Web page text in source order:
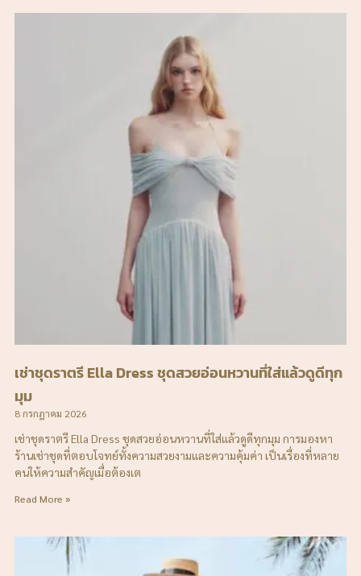
เช่าชุดราตรี Ella Dress ชุดสวยอ่อนหวานที่ใส่แล้วดูดีทุก
มุม
8 กรกฎาคม 2026
เช่าชุดราตรี Ella Dress ชุดสวยอ่อนหวานที่ใส่แล้วดูดีทุกมุม การมองหา
ร้านเช่าชุดที่ตอบโจทย์ทั้งความสวยงามและความคุ้มค่า เป็นเรื่องที่หลาย
คนให้ความสำคัญเมื่อต้องเต
Read More »